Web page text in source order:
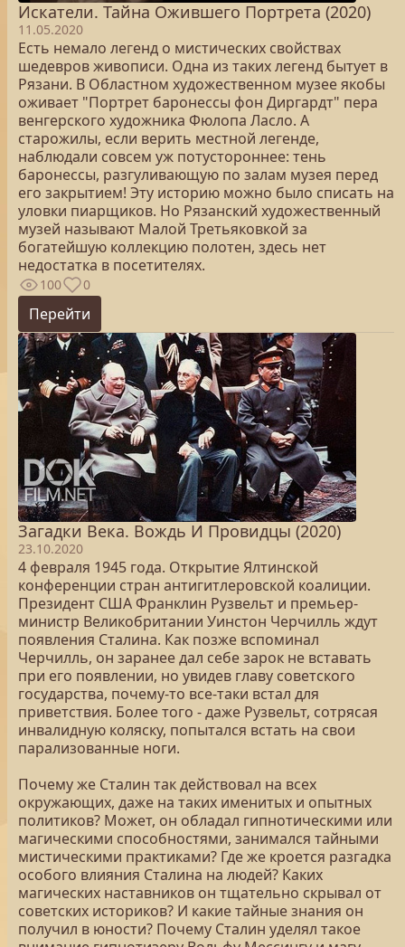
Искатели. Тайна Ожившего Портрета (2020)
11.05.2020
Есть немало легенд о мистических свойствах
шедевров живописи. Одна из таких легенд бытует в
Рязани. В Областном художественном музее якобы
оживает "Портрет баронессы фон Диргардт" пера
венгерского художника Фюлопа Ласло. А
старожилы, если верить местной легенде,
наблюдали совсем уж потустороннее: тень
баронессы, разгуливающую по залам музея перед
его закрытием! Эту историю можно было списать на
уловки пиарщиков. Но Рязанский художественный
музей называют Малой Третьяковкой за
богатейшую коллекцию полотен, здесь нет
недостатка в посетителях.
100 0
Перейти
Загадки Века. Вождь И Провидцы (2020)
23.10.2020
4 февраля 1945 года. Открытие Ялтинской
конференции стран антигитлеровской коалиции.
Президент США Франклин Рузвельт и премьер-
министр Великобритании Уинстон Черчилль ждут
появления Сталина. Как позже вспоминал
Черчилль, он заранее дал себе зарок не вставать
при его появлении, но увидев главу советского
государства, почему-то все-таки встал для
приветствия. Более того - даже Рузвельт, сотрясая
инвалидную коляску, попытался встать на свои
парализованные ноги.
Почему же Сталин так действовал на всех
окружающих, даже на таких именитых и опытных
политиков? Может, он обладал гипнотическими или
магическими способностями, занимался тайными
мистическими практиками? Где же кроется разгадка
особого влияния Сталина на людей? Каких
магических наставников он тщательно скрывал от
советских историков? И какие тайные знания он
получил в юности? Почему Сталин уделял такое